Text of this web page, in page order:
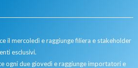
il mercoledì e raggiunge filiera e stakeholder
esclusivi.
ogni due giovedì e raggiunge importatori e